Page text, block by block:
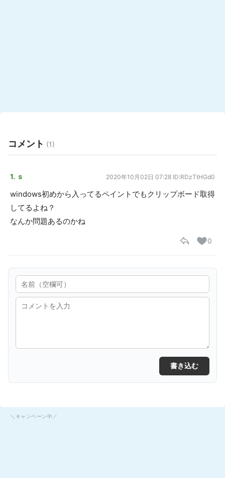
コメント (1)
1. ｓ 2020年10月02日 07:28 ID:RDzTtHGd0
windows初めから入ってるペイントでもクリップボード取得
してるよね？
なんか問題あるのかね
0
書き込む
＼キャンペーン中／